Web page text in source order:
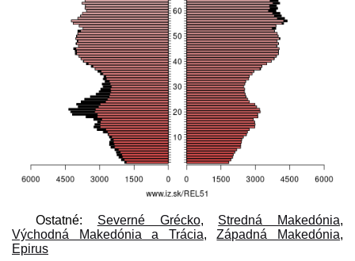
Ostatné: Severné Grécko, Stredná Makedónia,
Východná Makedónia a Trácia,Západná Makedónia,
Epirus